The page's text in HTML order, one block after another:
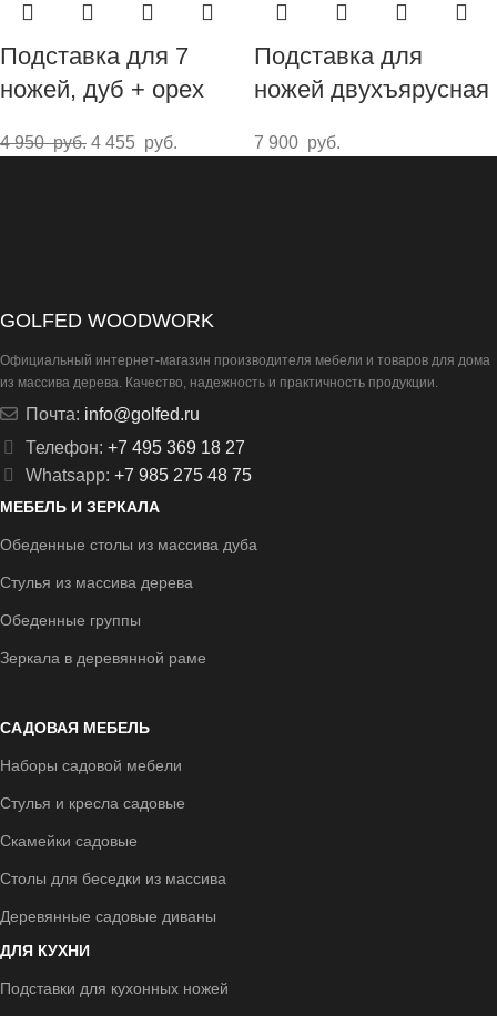
Подставка для 7
ножей, дуб + орех
4 950руб. 4 455 руб.
Подставка для
ножей двухъярусная
7 900 руб.
GOLFED WOODWORK
Официальный интернет-магазин производителя мебели и товаров для дома
из массива дерева. Качество, надежность и практичность продукции.
Почта: info@golfed.ru
Телефон: +7 495 369 18 27
Whatsapp: +7 985 275 48 75
МЕБЕЛЬ И ЗЕРКАЛА
Обеденные столы из массива дуба
Стулья из массива дерева
Обеденные группы
Зеркала в деревянной раме
САДОВАЯ МЕБЕЛЬ
Наборы садовой мебели
Стулья и кресла садовые
Скамейки садовые
Столы для беседки из массива
Деревянные садовые диваны
ДЛЯ КУХНИ
Подставки для кухонных ножей